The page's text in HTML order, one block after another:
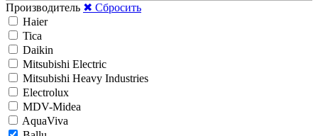
Производитель ✖ Сбросить
Haier
Tica
Daikin
Mitsubishi Electric
Mitsubishi Heavy Industries
Electrolux
MDV-Midea
AquaViva